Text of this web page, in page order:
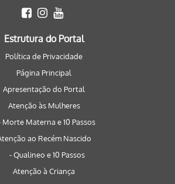
Estrutura do Portal
Política de Privacidade
Página Principal
Apresentação do Portal
Atenção às Mulheres
Morte Materna e 10 Passos
ao Recém Nascido
- Qualineo e 10 Passos
Atenção à Criança